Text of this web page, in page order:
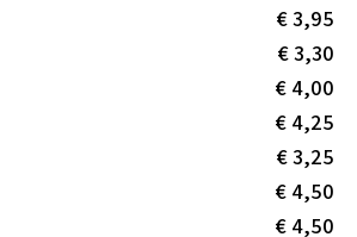
€ 3,95
€ 3,30
€ 4,00
€ 4,25
€ 3,25
€ 4,50
€ 4,50